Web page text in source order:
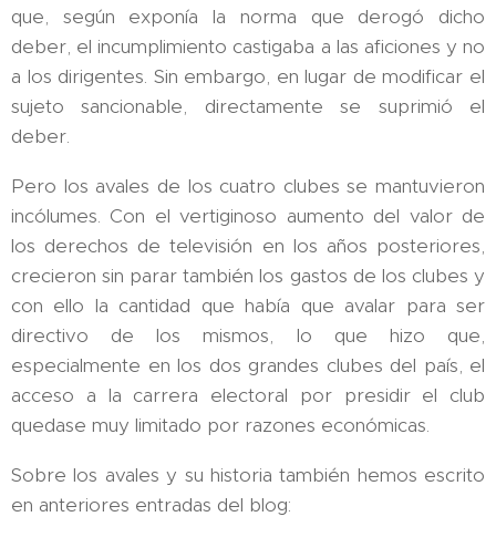
que, según exponía la norma que derogó dicho
deber, el incumplimiento castigaba a las aficiones y no
a los dirigentes. Sin embargo, en lugar de modificar el
sujeto sancionable, directamente se suprimió el
deber.
Pero los avales de los cuatro clubes se mantuvieron
incólumes. Con el vertiginoso aumento del valor de
los derechos de televisión en los años posteriores,
crecieron sin parar también los gastos de los clubes y
con ello la cantidad que había que avalar para ser
directivo de los mismos, lo que hizo que,
especialmente en los dos grandes clubes del país, el
acceso a la carrera electoral por presidir el club
quedase muy limitado por razones económicas.
Sobre los avales y su historia también hemos escrito
en anteriores entradas del blog: